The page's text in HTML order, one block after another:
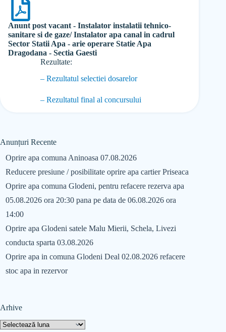
Anunt post vacant - Instalator instalatii tehnico-
sanitare si de gaze/ Instalator apa canal in cadrul
Sector Statii Apa - arie operare Statie Apa
Dragodana - Sectia Gaesti
Rezultate:
– Rezultatul selectiei dosarelor
– Rezultatul final al concursului
Anunțuri Recente
Oprire apa comuna Aninoasa 07.08.2026
Reducere presiune / posibilitate oprire apa cartier Priseaca
Oprire apa comuna Glodeni, pentru refacere rezerva apa
05.08.2026 ora 20:30 pana pe data de 06.08.2026 ora
14:00
Oprire apa Glodeni satele Malu Mierii, Schela, Livezi
conducta sparta 03.08.2026
Oprire apa in comuna Glodeni Deal 02.08.2026 refacere
stoc apa in rezervor
Arhive